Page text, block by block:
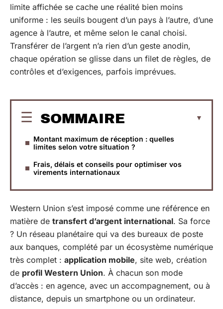
limite affichée se cache une réalité bien moins
uniforme : les seuils bougent d’un pays à l’autre, d’une
agence à l’autre, et même selon le canal choisi.
Transférer de l’argent n’a rien d’un geste anodin,
chaque opération se glisse dans un filet de règles, de
contrôles et d’exigences, parfois imprévues.
SOMMAIRE
Montant maximum de réception : quelles
limites selon votre situation ?
Frais, délais et conseils pour optimiser vos
virements internationaux
Western Union s’est imposé comme une référence en
matière de transfert d’argent international. Sa force
? Un réseau planétaire qui va des bureaux de poste
aux banques, complété par un écosystème numérique
très complet : application mobile, site web, création
de profil Western Union. À chacun son mode
d’accès : en agence, avec un accompagnement, ou à
distance, depuis un smartphone ou un ordinateur.